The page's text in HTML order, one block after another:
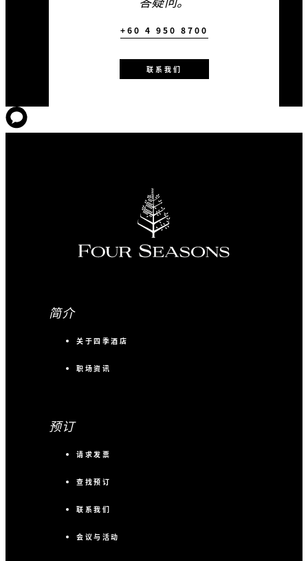
+60 4 950 8700
联系我们
简介
关于四季酒店
职场资讯
预订
请求发票
查找预订
联系我们
会议与活动